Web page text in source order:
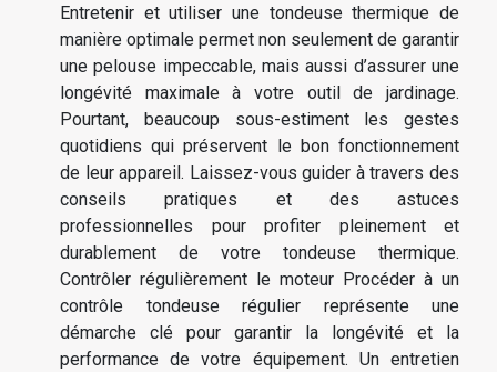
Entretenir et utiliser une tondeuse thermique de
manière optimale permet non seulement de garantir
une pelouse impeccable, mais aussi d’assurer une
longévité maximale à votre outil de jardinage.
Pourtant, beaucoup sous-estiment les gestes
quotidiens qui préservent le bon fonctionnement
de leur appareil. Laissez-vous guider à travers des
conseils pratiques et des astuces
professionnelles pour profiter pleinement et
durablement de votre tondeuse thermique.
Contrôler régulièrement le moteur Procéder à un
contrôle tondeuse régulier représente une
démarche clé pour garantir la longévité et la
performance de votre équipement. Un entretien